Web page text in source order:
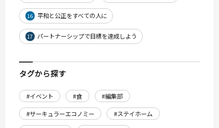
16 平和と公正をすべての人に
17 パートナーシップで目標を達成しよう
タグから探す
#イベント #食
#編集部
#サーキュラーエコノミー
#ステイホーム